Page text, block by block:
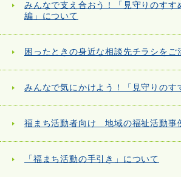
みんなで支え合おう！「見守りのす
編」について
困ったときの身近な相談先チラシをご
みんなで気にかけよう！「見守りのす
福まち活動者向け 地域の福祉活動事
「福まち活動の手引き」について